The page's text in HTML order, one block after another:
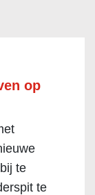
op
te
te